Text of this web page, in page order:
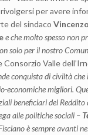
per avere
del sindaco
e che molto spesso non
solo per il nostro
Valle
conquista di civiltà
economiche migliori.
beneficiari del Reddito
alle politiche sociali –
è sempre avanti